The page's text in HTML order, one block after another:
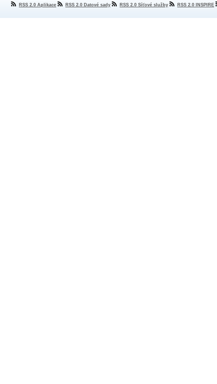
RSS 2.0 Aplikace
RSS 2.0 Datové sady RSS 2.0 Síťové služby RSS 2.0 INSPIRE